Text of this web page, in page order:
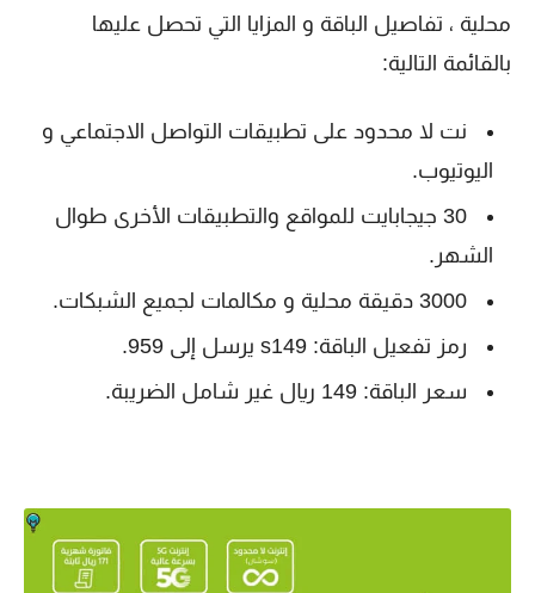
محلية ، تفاصيل الباقة و المزايا التي تحصل عليها
بالقائمة التالية:
نت لا محدود على تطبيقات التواصل الاجتماعي و
اليوتيوب.
30 جيجابايت للمواقع والتطبيقات الأخرى طوال
الشهر.
3000 دقيقة محلية و مكالمات لجميع الشبكات.
رمز تفعيل الباقة: s149 يرسل إلى 959.
سعر الباقة: 149 ريال غير شامل الضريبة.